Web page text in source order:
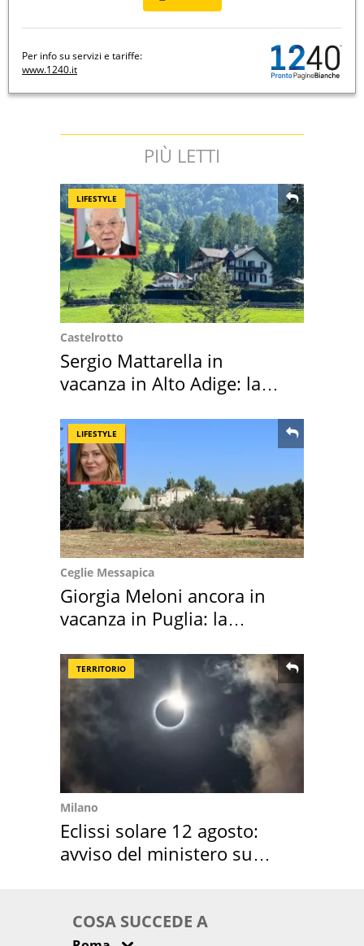
Per info su servizi e tariffe:
www.1240.it
PIÙ LETTI
LIFESTYLE
Castelrotto
Sergio Mattarella in
vacanza in Alto Adige: la
LIFESTYLE
Ceglie Messapica
Giorgia Meloni ancora in
vacanza in Puglia: la
TERRITORIO
Milano
Eclissi solare 12 agosto:
avviso del ministero su